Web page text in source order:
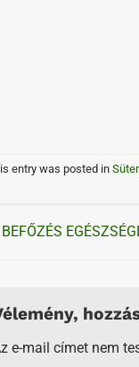
entry was posted in
BEFŐZÉS
e-mail címet nem